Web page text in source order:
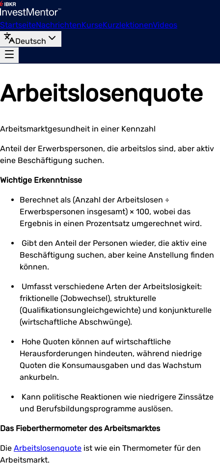
StartseiteNachrichtenKurseKurzlektionenVideos
Deutsch
Arbeitslosenquote
Arbeitsmarktgesundheit in einer Kennzahl
Anteil der Erwerbspersonen, die arbeitslos sind, aber aktiv
eine Beschäftigung suchen.
Wichtige Erkenntnisse
Berechnet als (Anzahl der Arbeitslosen ÷
Erwerbspersonen insgesamt) × 100, wobei das
Ergebnis in einen Prozentsatz umgerechnet wird.
Gibt den Anteil der Personen wieder, die aktiv eine
Beschäftigung suchen, aber keine Anstellung finden
können.
Umfasst verschiedene Arten der Arbeitslosigkeit:
friktionelle (Jobwechsel), strukturelle
(Qualifikationsungleichgewichte) und konjunkturelle
(wirtschaftliche Abschwünge).
Hohe Quoten können auf wirtschaftliche
Herausforderungen hindeuten, während niedrige
Quoten die Konsumausgaben und das Wachstum
ankurbeln.
Kann politische Reaktionen wie niedrigere Zinssätze
und Berufsbildungsprogramme auslösen.
Das Fieberthermometer des Arbeitsmarktes
Die Arbeitslosenquote ist wie ein Thermometer für den
Arbeitsmarkt.